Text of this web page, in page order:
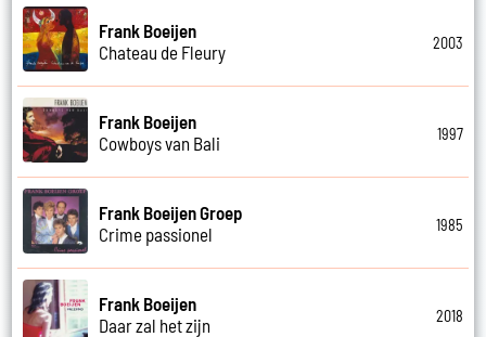
Frank Boeijen
Chateau de Fleury
2003
Frank Boeijen
Cowboys van Bali
1997
Frank Boeijen Groep
Crime passionel
1985
Frank Boeijen
Daar zal het zijn
2018